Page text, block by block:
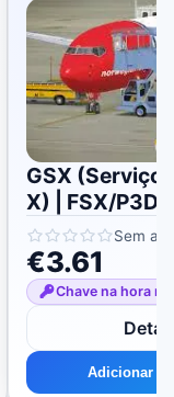
GSX
X) | FSX/P3D
licença
Sem
€3.61
Chave na hora
Adicionar